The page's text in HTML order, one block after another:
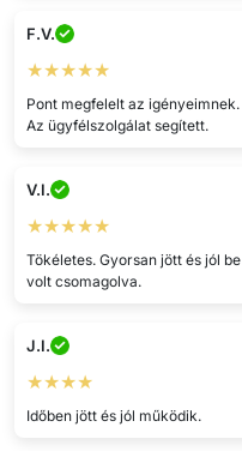
F.V.
★★★★★
Pont megfelelt az igényeimnek.
Az ügyfélszolgálat segített.
V.I.
★★★★★
Tökéletes. Gyorsan jött és jól be
volt csomagolva.
J.I.
★★★★
Időben jött és jól működik.